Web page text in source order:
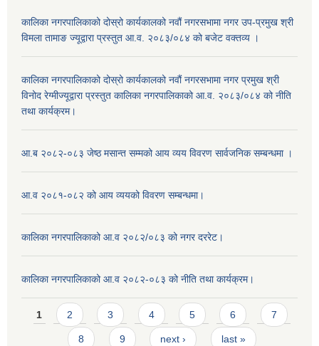
कालिका नगरपालिकाको दोस्रो कार्यकालको नवौं नगरसभामा नगर उप-प्रमुख श्री
विमला तामाङ ज्यूद्वारा प्रस्तुत आ.व. २०८३/०८४ को बजेट वक्तव्य ।
कालिका नगरपालिकाको दोस्रो कार्यकालको नवौं नगरसभामा नगर प्रमुख श्री
विनोद रेग्मीज्यूद्वारा प्रस्तुत कालिका नगरपालिकाको आ.व. २०८३/०८४ को नीति
तथा कार्यक्रम।
आ.ब २०८२-०८३ जेष्ठ मसान्त सम्मको आय व्यय विवरण सार्वजनिक सम्बन्धमा ।
आ.व २०८१-०८२ को आय व्ययको विवरण सम्बन्धमा।
कालिका नगरपालिकाको आ.व २०८२/०८३ को नगर दररेट।
कालिका नगरपालिकाको आ.व २०८२-०८३ को नीति तथा कार्यक्रम।
Pages
1 2 3 4 5 6 7
8 9 next › last »